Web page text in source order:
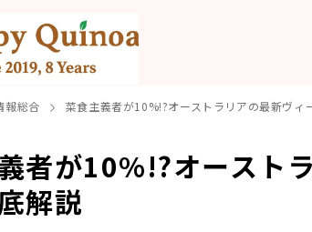
報総合 菜食主義者が10%!?オーストラリアの最新ヴィ
者が10%!?オースト
解説